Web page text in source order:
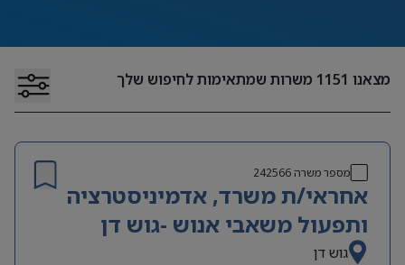
מצאנו 1151 משרות שמתאימות לחיפוש שלך
מספר משרה242566
אחראי/ת משרד, אדמיניסטרציה
ותפעול משאבי אנוש -גוש דן
גוש דן